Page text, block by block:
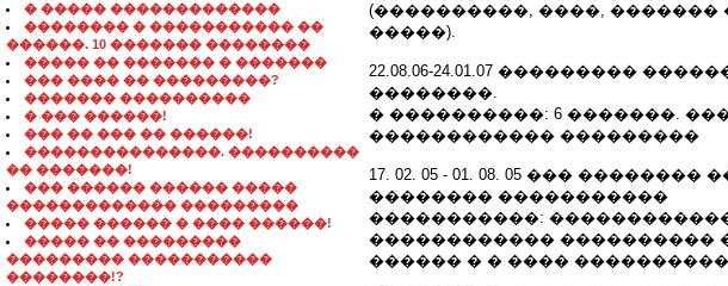
� ����� �������������
�������� � ����������� ��
������. 10 ������� ��������
����� �� ������� � �������
��� ���� �� ���������?
������� ����������
� ��� ������!
��� �� ��� �� ������!
���������������. ����������
�� �������!
��� ������ ������ �����
������������� ���������
����� ������ � ���� ������!
����� �� ���������
��������� �����������
��������!?
(����������, ����, �������
�����).
22.08.06-24.01.07 ���������
��������.
� ����������: 6 �������.
������������ ���������
17. 02. 05 - 01. 08. 05 ���
�������� �����������
�����������:
������������ ����������
������ � � ����